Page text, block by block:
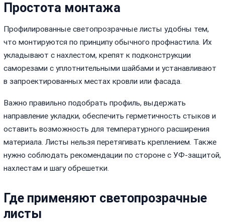
Простота монтажа
Профилированные светопрозрачные листы удобны тем,
что монтируются по принципу обычного профнастила. Их
укладывают с нахлестом, крепят к подконструкции
саморезами с уплотнительными шайбами и устанавливают
в запроектированных местах кровли или фасада.
Важно правильно подобрать профиль, выдержать
направление укладки, обеспечить герметичность стыков и
оставить возможность для температурного расширения
материала. Листы нельзя перетягивать креплением. Также
нужно соблюдать рекомендации по стороне с УФ-защитой,
нахлестам и шагу обрешетки.
Где применяют светопрозрачные
листы